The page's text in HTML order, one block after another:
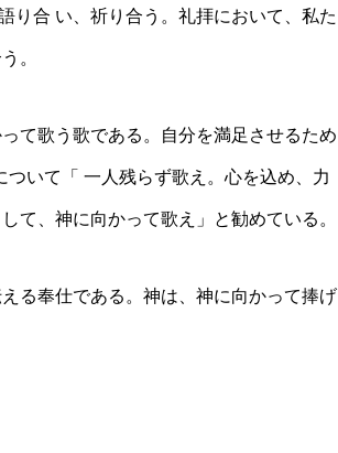
り合 い、祈り合う。礼拝において、私た
。
て歌う歌である。自分を満足させるため
いて「 一人残らず歌え。心を込め、力
て、神に向かって歌え」と勧めている。
る奉仕である。神は、神に向かって捧げ